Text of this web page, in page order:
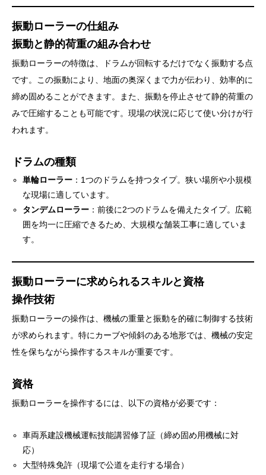
振動ローラーの仕組み
振動と静的荷重の組み合わせ
振動ローラーの特徴は、ドラムが回転するだけでなく振動する点
です。この振動により、地面の奥深くまで力が伝わり、効率的に
締め固めることができます。また、振動を停止させて静的荷重の
みで圧縮することも可能です。現場の状況に応じて使い分けが行
われます。
ドラムの種類
単輪ローラー ：1つのドラムを持つタイプ。狭い場所や小規模
な現場に適しています。
タンデムローラー ：前後に2つのドラムを備えたタイプ。広範
囲を均一に圧縮できるため、大規模な舗装工事に適していま
す。
振動ローラーに求められるスキルと資格
操作技術
振動ローラーの操作は、機械の重量と振動を的確に制御する技術
が求められます。特にカーブや傾斜のある地形では、機械の安定
性を保ちながら操作するスキルが重要です。
資格
振動ローラーを操作するには、以下の資格が必要です：
車両系建設機械運転技能講習修了証（締め固め用機械に対
応）
大型特殊免許（現場で公道を走行する場合）